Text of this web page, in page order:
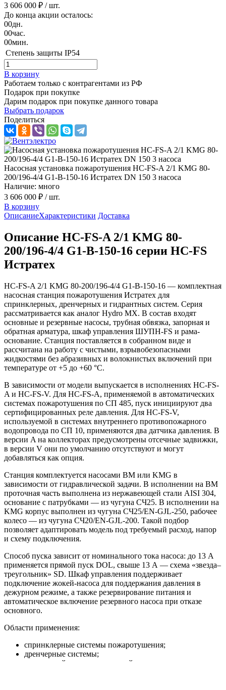
3 606 000 ₽ / шт.
До конца акции осталось:
00дн.
00час.
00мин.
Степень защиты IP54
В корзину
Работаем только с контрагентами из РФ
Подарок при покупке
Дарим подарок при покупке данного товара
Выбрать подарок
Поделиться
Насосная установка пожаротушения HC-FS-A 2/1 KMG 80-
200/196-4/4 G1-B-150-16 Истратех DN 150 3 насоса
Наличие: много
3 606 000 ₽ / шт.
В корзину
ОписаниеХарактеристики Доставка
Описание HC-FS-A 2/1 KMG 80-
200/196-4/4 G1-B-150-16 серии HC-FS
Истратех
HC-FS-A 2/1 KMG 80-200/196-4/4 G1-B-150-16 — комплектная
насосная станция пожаротушения Истратех для
спринклерных, дренчерных и гидрантных систем. Серия
рассматривается как аналог Hydro MX. В состав входят
основные и резервные насосы, трубная обвязка, запорная и
обратная арматура, шкаф управления ШУПН-FS и рама-
основание. Станция поставляется в собранном виде и
рассчитана на работу с чистыми, взрывобезопасными
жидкостями без абразивных и волокнистых включений при
температуре от +5 до +60 °С.
В зависимости от модели выпускается в исполнениях HC-FS-
A и HC-FS-V. Для HC-FS-A, применяемой в автоматических
системах пожаротушения по СП 485, пуск инициируют два
сертифицированных реле давления. Для HC-FS-V,
используемой в системах внутреннего противопожарного
водопровода по СП 10, применяются два датчика давления. В
версии A на коллекторах предусмотрены отсечные задвижки,
в версии V они по умолчанию отсутствуют и могут
добавляться как опция.
Станция комплектуется насосами BM или KMG в
зависимости от гидравлической задачи. В исполнении на BM
проточная часть выполнена из нержавеющей стали AISI 304,
основание с патрубками — из чугуна СЧ25. В исполнении на
KMG корпус выполнен из чугуна СЧ25/EN-GJL-250, рабочее
колесо — из чугуна СЧ20/EN-GJL-200. Такой подбор
позволяет адаптировать модель под требуемый расход, напор
и схему подключения.
Способ пуска зависит от номинального тока насоса: до 13 А
применяется прямой пуск DOL, свыше 13 А — схема «звезда–
треугольник» SD. Шкаф управления поддерживает
подключение жокей-насоса для поддержания давления в
дежурном режиме, а также резервирование питания и
автоматическое включение резервного насоса при отказе
основного.
Области применения:
спринклерные системы пожаротушения;
дренчерные системы;
внутренний противопожарный водопровод;